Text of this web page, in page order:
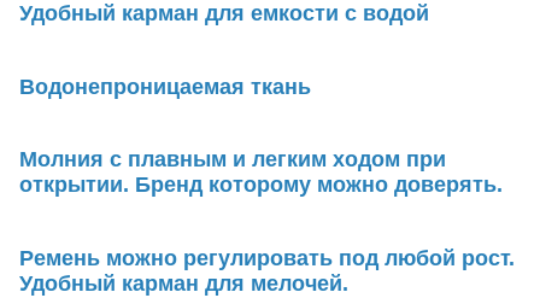
Удобный карман для емкости с водой
Водонепроницаемая ткань
Молния с плавным и легким ходом при
открытии. Бренд которому можно доверять.
Ремень можно регулировать под любой рост.
Удобный карман для мелочей.